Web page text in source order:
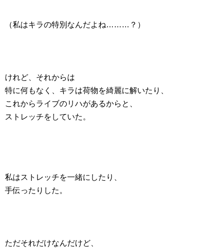
（私はキラの特別なんだよね………？）
けれど、それからは
特に何もなく、キラは荷物を綺麗に解いたり、
これからライブのリハがあるからと、
ストレッチをしていた。
私はストレッチを一緒にしたり、
手伝ったりした。
ただそれだけなんだけど、